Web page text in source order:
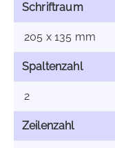
Schriftraum
205 x 135 mm
Spaltenzahl
2
Zeilenzahl